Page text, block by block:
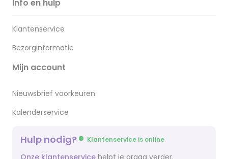
Info en hulp
Klantenservice
Bezorginformatie
Mijn account
Nieuwsbrief voorkeuren
Kalenderservice
Hulp nodig? Klantenservice is online
Onze klantenservice helpt je graag verder.